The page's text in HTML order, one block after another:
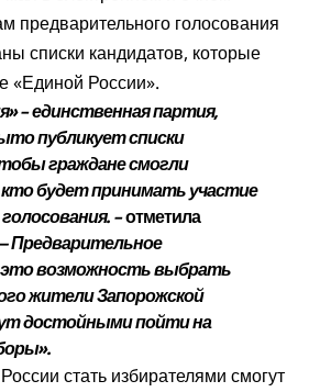
предварительного голосования
списки кандидатов, которые
«Единой России».
– единственная партия,
публикует списки
граждане смогли
будет принимать участие
–отметила
Предварительное
это возможность выбрать
жители Запорожской
достойными пойти на
стать избирателями смогут